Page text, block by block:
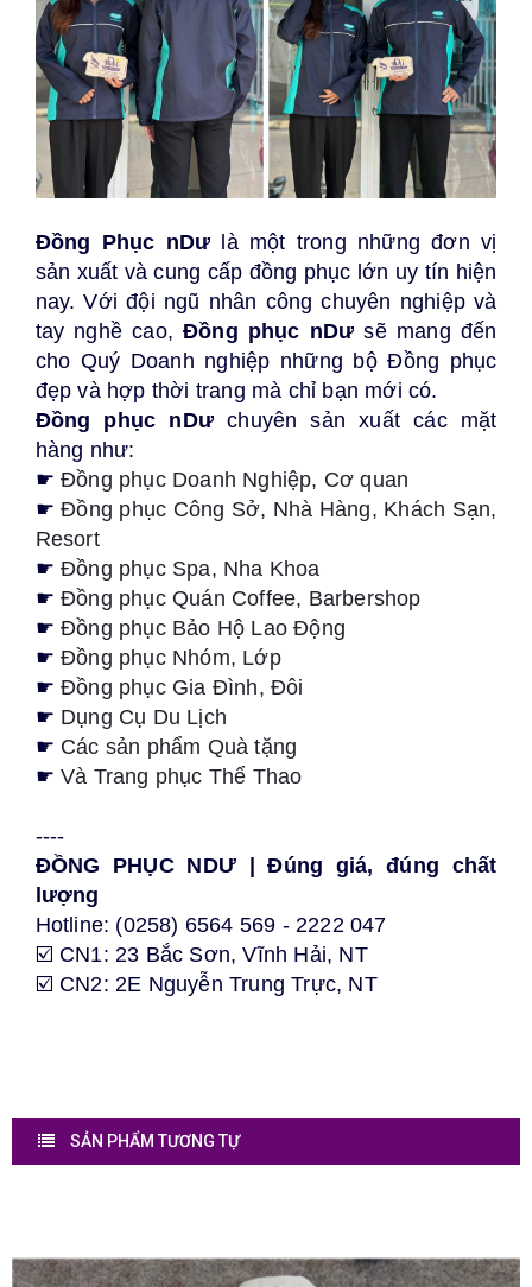
Đồng Phục nDư là một trong những đơn vị
sản xuất và cung cấp đồng phục lớn uy tín hiện
nay. Với đội ngũ nhân công chuyên nghiệp và
tay nghề cao,Đồng phục nDư sẽ mang đến
cho Quý Doanh nghiệp những bộ Đồng phục
đẹp và hợp thời trang mà chỉ bạn mới có.
Đồng phục nDư chuyên sản xuất các mặt
hàng như:
☛ Đồng phục Doanh Nghiệp, Cơ quan
☛Đồng phục Công Sở, Nhà Hàng, Khách Sạn,
Resort
☛ Đồng phục Spa, Nha Khoa
☛ Đồng phục Quán Coffee, Barbershop
☛ Đồng phục Bảo Hộ Lao Động
☛ Đồng phục Nhóm, Lớp
☛ Đồng phục Gia Đình, Đôi
☛ Dụng Cụ Du Lịch
☛ Các sản phẩm Quà tặng
☛ Và Trang phục Thể Thao
----
ĐỒNG PHỤC NDƯ | Đúng giá, đúng chất
lượng
Hotline: (0258) 6564 569 - 2222 047
☑️ CN1: 23 Bắc Sơn, Vĩnh Hải, NT
☑️ CN2: 2E Nguyễn Trung Trực, NT
SẢN PHẨM TƯƠNG TỰ